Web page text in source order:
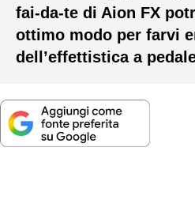
fai-da-te di Aion FX
ottimo modo per farvi
dell’effettistica a